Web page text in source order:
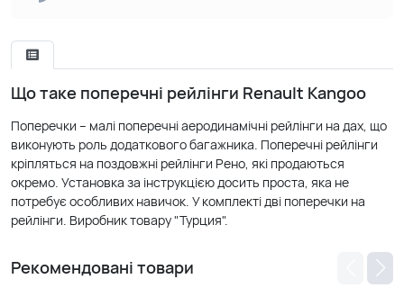
Що таке поперечні рейлінги Renault Kangoo
Поперечки – малі поперечні аеродинамічні рейлінги на дах, що
виконують роль додаткового багажника. Поперечні рейлінги
кріпляться на поздовжні рейлінги Рено, які продаються
окремо. Установка за інструкцією досить проста, яка не
потребує особливих навичок. У комплекті дві поперечки на
рейлінги. Виробник товару "Турция".
Рекомендовані товари